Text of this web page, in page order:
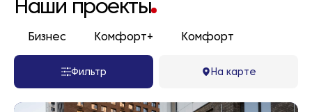
Наши проекты
Бизнес Комфорт+ Комфорт
Фильтр На карте